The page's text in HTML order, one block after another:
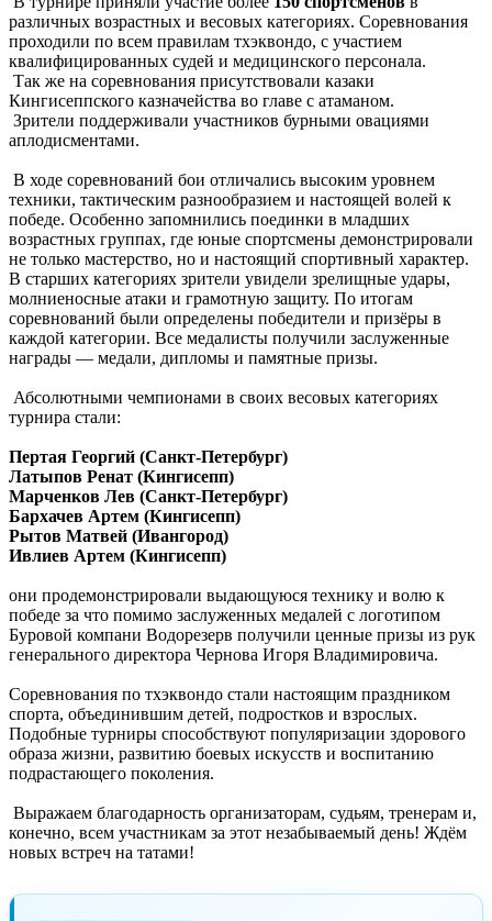
различных возрастных и весовых категориях. Соревнования
проходили по всем правилам тхэквондо, с участием
квалифицированных судей и медицинского персонала.
Так же на соревнования присутствовали казаки
Кингисеппского казначейства во главе с атаманом.
Зрители поддерживали участников бурными овациями
аплодисментами.
В ходе соревнований бои отличались высоким уровнем
техники, тактическим разнообразием и настоящей волей к
победе. Особенно запомнились поединки в младших
возрастных группах, где юные спортсмены демонстрировали
не только мастерство, но и настоящий спортивный характер.
В старших категориях зрители увидели зрелищные удары,
молниеносные атаки и грамотную защиту. По итогам
соревнований были определены победители и призёры в
каждой категории. Все медалисты получили заслуженные
награды — медали, дипломы и памятные призы.
Абсолютными чемпионами в своих весовых категориях
турнира стали:
Пертая Георгий (Санкт-Петербург)
Латыпов Ренат (Кингисепп)
Марченков Лев (Санкт-Петербург)
Бархачев Артем (Кингисепп)
Рытов Матвей (Ивангород)
Ивлиев Артем (Кингисепп)
они продемонстрировали выдающуюся технику и волю к
победе за что помимо заслуженных медалей с логотипом
Буровой компани Водорезерв получили ценные призы из рук
генерального директора Чернова Игоря Владимировича.
Соревнования по тхэквондо стали настоящим праздником
спорта, объединившим детей, подростков и взрослых.
Подобные турниры способствуют популяризации здорового
образа жизни, развитию боевых искусств и воспитанию
подрастающего поколения.
Выражаем благодарность организаторам, судьям, тренерам и,
конечно, всем участникам за этот незабываемый день! Ждём
новых встреч на татами!